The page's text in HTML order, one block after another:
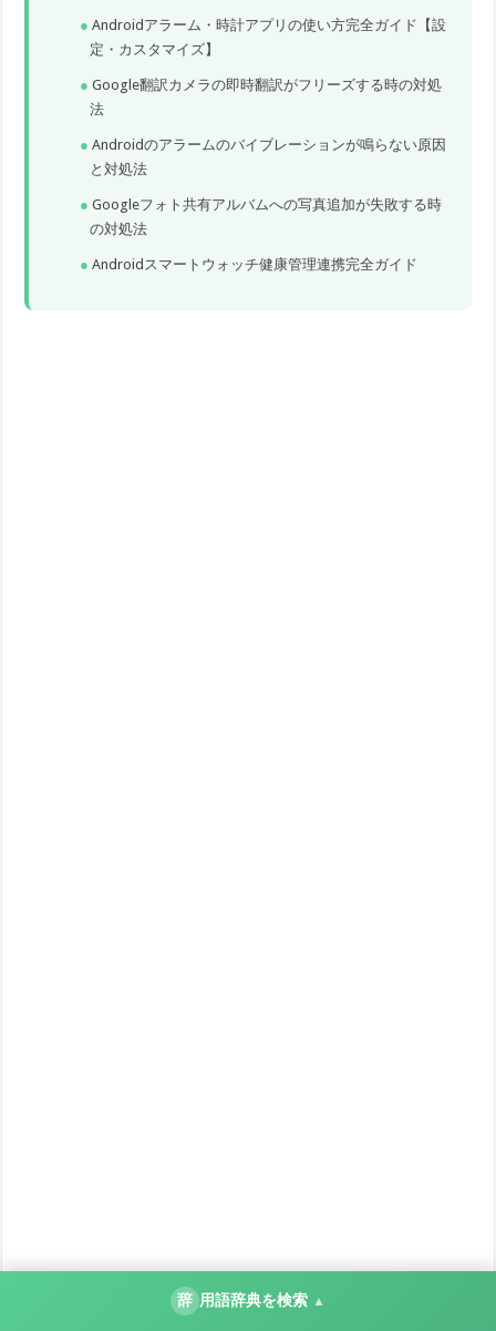
Androidアラーム・時計アプリの使い方完全ガイド【設
定・カスタマイズ】
Google翻訳カメラの即時翻訳がフリーズする時の対処
法
Androidのアラームのバイブレーションが鳴らない原因
と対処法
Googleフォト共有アルバムへの写真追加が失敗する時
の対処法
Androidスマートウォッチ健康管理連携完全ガイド
辞 用語辞典を検索 ▲